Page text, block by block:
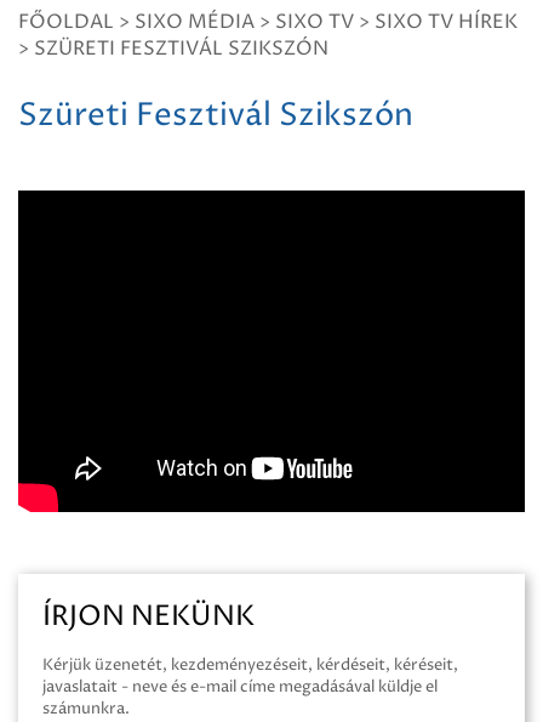
FŐOLDAL > SIXO MÉDIA > SIXO TV > SIXO TV HÍREK
> SZÜRETI FESZTIVÁL SZIKSZÓN
Szüreti Fesztivál Szikszón
ÍRJON NEKÜNK
Kérjük üzenetét, kezdeményezéseit, kérdéseit, kéréseit,
javaslatait - neve és e-mail címe megadásával küldje el
számunkra.